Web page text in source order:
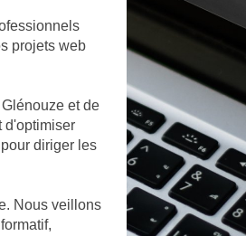
projets web
et de
d'optimiser
diriger les
Nous veillons